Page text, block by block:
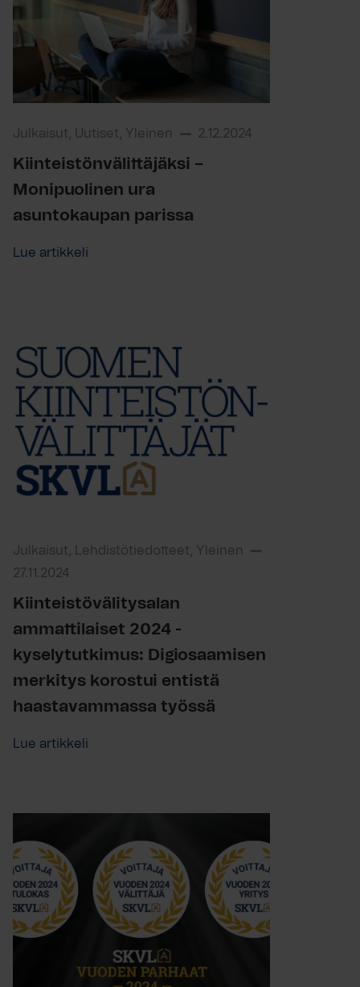
Julkaisut, Uutiset, Yleinen 2.12.2024
Kiinteistönvälittäjäksi –
Monipuolinen ura
asuntokaupan parissa
Lue artikkeli
Julkaisut, Lehdistötiedotteet, Yleinen
27.11.2024
Kiinteistövälitysalan
ammattilaiset 2024 -
kyselytutkimus: Digiosaamisen
merkitys korostui entistä
haastavammassa työssä
Lue artikkeli